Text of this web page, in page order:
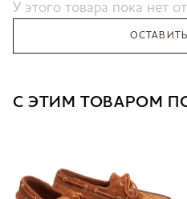
У этого товара пока нет
С ЭТИМ ТОВАРОМ